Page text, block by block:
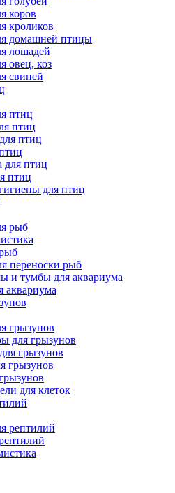
коров
кроликов
домашней птицы
лошадей
овец, коз
свиней
птиц
птиц
птиц
для птиц
птиц
для птиц
рыб
переноски рыб
и тумбы для аквариума
аквариума
грызунов
для грызунов
грызунов
грызунов
для клеток
рептилий